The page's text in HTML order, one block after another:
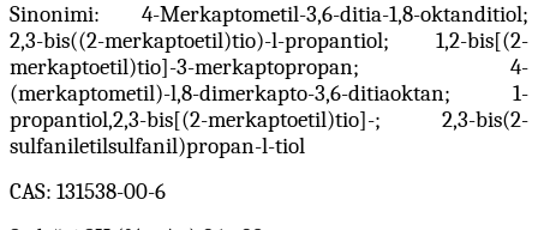
Sinonimi: 4-Merkaptometil-3,6-ditia-1,8-oktanditiol;
2,3-bis((2-merkaptoetil)tio)-l-propantiol; 1,2-bis[(2-
merkaptoetil)tio]-3-merkaptopropan; 4-
(merkaptometil)-l,8-dimerkapto-3,6-ditiaoktan; 1-
propantiol,2,3-bis[(2-merkaptoetil)tio]-; 2,3-bis(2-
sulfaniletilsulfanil)propan-l-tiol
CAS: 131538-00-6